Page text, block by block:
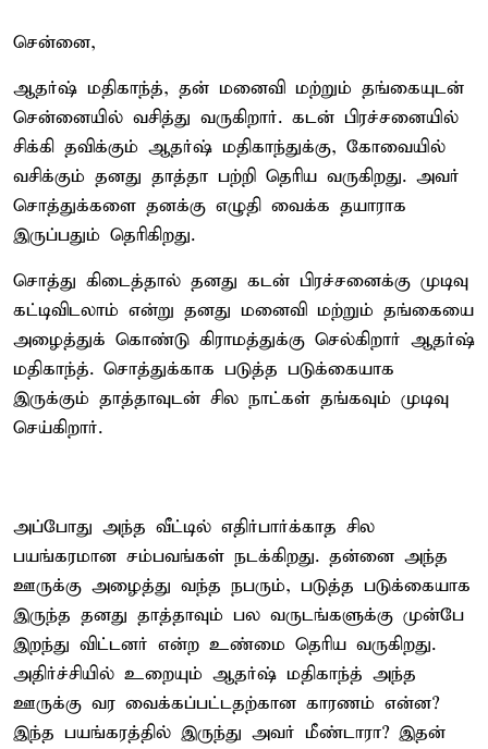
சென்னை,
ஆதர்ஷ் மதிகாந்த், தன் மனைவி மற்றும் தங்கையுடன்
சென்னையில் வசித்து வருகிறார். கடன் பிரச்சனையில்
சிக்கி தவிக்கும் ஆதர்ஷ் மதிகாந்துக்கு, கோவையில்
வசிக்கும் தனது தாத்தா பற்றி தெரிய வருகிறது. அவர்
சொத்துக்களை தனக்கு எழுதி வைக்க தயாராக
இருப்பதும் தெரிகிறது.
சொத்து கிடைத்தால் தனது கடன் பிரச்சனைக்கு முடிவு
கட்டிவிடலாம் என்று தனது மனைவி மற்றும் தங்கையை
அழைத்துக் கொண்டு கிராமத்துக்கு செல்கிறார் ஆதர்ஷ்
மதிகாந்த். சொத்துக்காக படுத்த படுக்கையாக
இருக்கும் தாத்தாவுடன் சில நாட்கள் தங்கவும் முடிவு
செய்கிறார்.
அப்போது அந்த வீட்டில் எதிர்பார்க்காத சில
பயங்கரமான சம்பவங்கள் நடக்கிறது. தன்னை அந்த
ஊருக்கு அழைத்து வந்த நபரும், படுத்த படுக்கையாக
இருந்த தனது தாத்தாவும் பல வருடங்களுக்கு முன்பே
இறந்து விட்டனர் என்ற உண்மை தெரிய வருகிறது.
அதிர்ச்சியில் உறையும் ஆதர்ஷ் மதிகாந்த் அந்த
ஊருக்கு வர வைக்கப்பட்டதற்கான காரணம் என்ன?
இந்த பயங்கரத்தில் இருந்து அவர் மீண்டாரா? இதன்